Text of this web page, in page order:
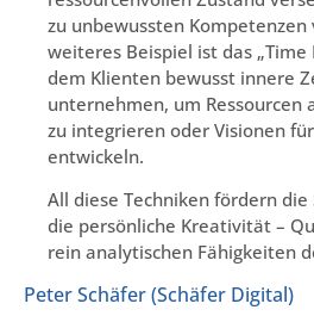
zu unbewussten Kompetenzen
weiteres Beispiel ist das „Time
dem Klienten bewusst innere
unternehmen, um Ressourcen
zu integrieren oder Visionen
entwickeln.
All diese Techniken fördern
die persönliche Kreativität –
rein analytischen Fähigkeiten
Peter Schäfer (Schäfer Digital)